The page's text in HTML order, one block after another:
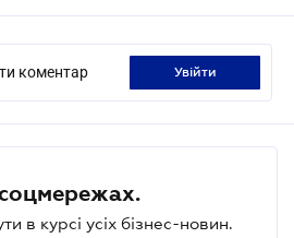
коментар увійти
в курсі усіх бізнес-новин.